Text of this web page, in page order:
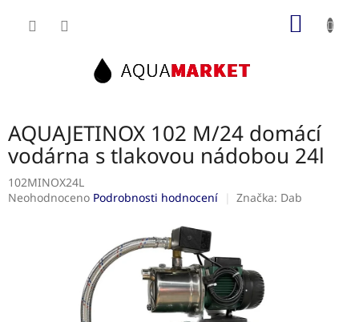
AQUAJETINOX 102 M/24 domácí
vodárna s tlakovou nádobou 24l
102MINOX24L
Průměrné
Neohodnoceno Podrobnosti hodnocení Značka: Dab